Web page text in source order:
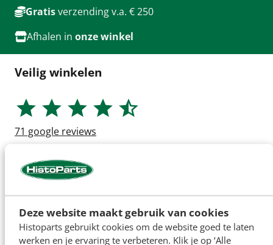
Deze website maakt gebruik van cookies
Histoparts gebruikt cookies om de website goed te laten
werken en je ervaring te verbeteren. Klik je op ‘Alle
Gratisverzending v.a. € 250
Afhalen in onze winkel
Veilig winkelen
71 google reviews